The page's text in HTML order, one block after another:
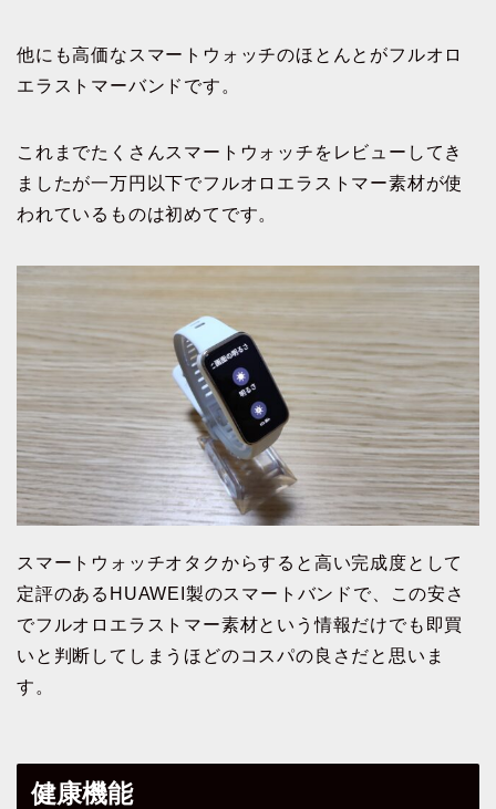
他にも高価なスマートウォッチのほとんとがフルオロ
エラストマーバンドです。
これまでたくさんスマートウォッチをレビューしてき
ましたが一万円以下でフルオロエラストマー素材が使
われているものは初めてです。
スマートウォッチオタクからすると高い完成度として
定評のあるHUAWEI製のスマートバンドで、この安さ
でフルオロエラストマー素材という情報だけでも即買
いと判断してしまうほどのコスパの良さだと思いま
す。
健康機能